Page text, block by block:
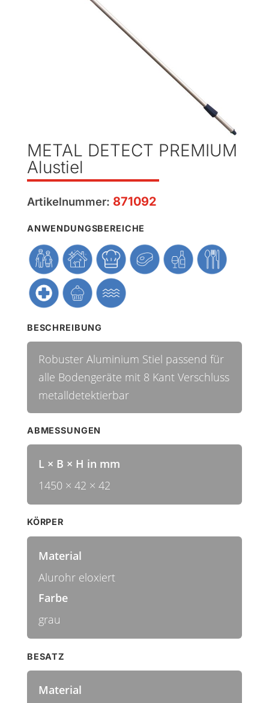
METAL DETECT PREMIUM
Alustiel
Artikelnummer: 871092
ANWENDUNGSBEREICHE
BESCHREIBUNG
Robuster Aluminium Stiel passend für
alle Bodengeräte mit 8 Kant Verschluss
metalldetektierbar
ABMESSUNGEN
L × B × H in mm
1450 × 42 × 42
KÖRPER
Material
Alurohr eloxiert
Farbe
grau
BESATZ
Material